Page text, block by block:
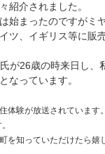
紹介されました。
始まったのですがミ
ツ、イギリス等に販
が26歳の時来日し
なっています。
体験が放送されています。
を知っていただけたら嬉